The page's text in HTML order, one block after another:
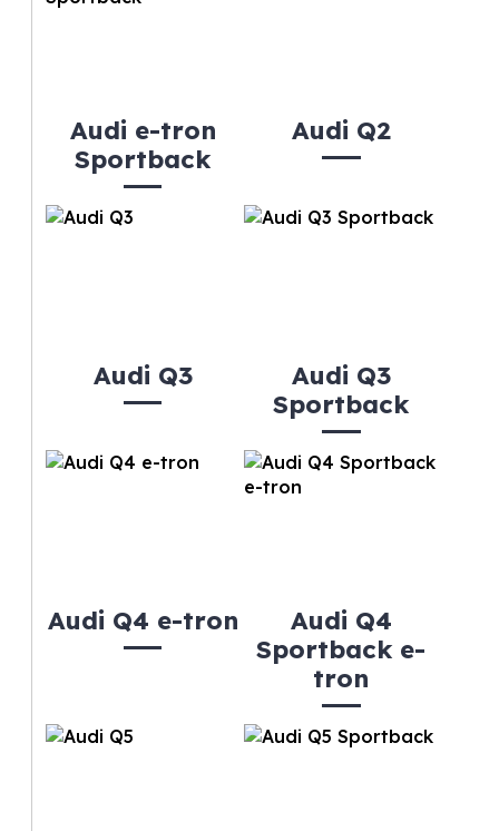
Audi e-tron
Sportback
Audi Q2
Audi Q3
Audi Q3
Sportback
Audi Q4 e-tron
Audi Q4
Sportback e-
tron